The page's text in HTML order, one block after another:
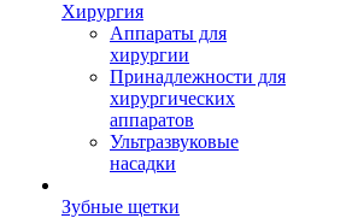
Хирургия
Аппараты для
хирургии
Принадлежности для
хирургических
аппаратов
Ультразвуковые
насадки
Зубные щетки